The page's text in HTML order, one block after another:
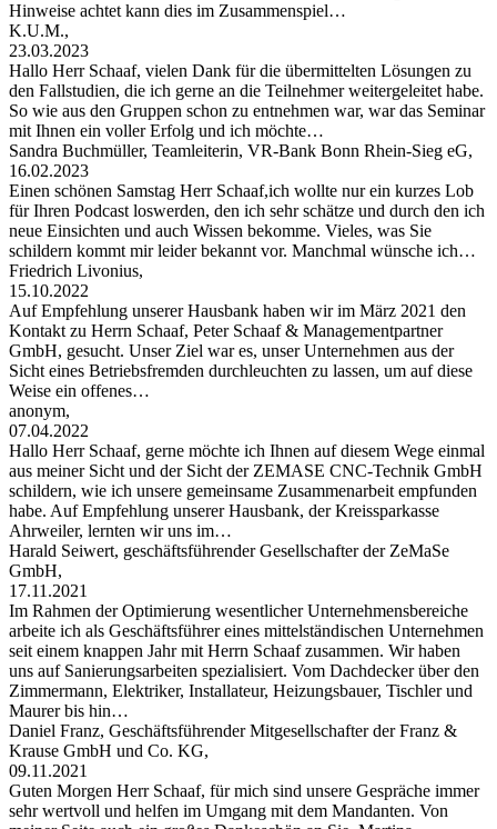
Hinweise achtet kann dies im Zusammenspiel…
K.U.M.,
23.03.2023
Hallo Herr Schaaf, vielen Dank für die übermittelten Lösungen zu
den Fallstudien, die ich gerne an die Teilnehmer weitergeleitet habe.
So wie aus den Gruppen schon zu entnehmen war, war das Seminar
mit Ihnen ein voller Erfolg und ich möchte…
Sandra Buchmüller, Teamleiterin, VR-Bank Bonn Rhein-Sieg eG,
16.02.2023
Einen schönen Samstag Herr Schaaf,ich wollte nur ein kurzes Lob
für Ihren Podcast loswerden, den ich sehr schätze und durch den ich
neue Einsichten und auch Wissen bekomme. Vieles, was Sie
schildern kommt mir leider bekannt vor. Manchmal wünsche ich…
Friedrich Livonius,
15.10.2022
Auf Empfehlung unserer Hausbank haben wir im März 2021 den
Kontakt zu Herrn Schaaf, Peter Schaaf & Managementpartner
GmbH, gesucht. Unser Ziel war es, unser Unternehmen aus der
Sicht eines Betriebsfremden durchleuchten zu lassen, um auf diese
Weise ein offenes…
anonym,
07.04.2022
Hallo Herr Schaaf, gerne möchte ich Ihnen auf diesem Wege einmal
aus meiner Sicht und der Sicht der ZEMASE CNC-Technik GmbH
schildern, wie ich unsere gemeinsame Zusammenarbeit empfunden
habe. Auf Empfehlung unserer Hausbank, der Kreissparkasse
Ahrweiler, lernten wir uns im…
Harald Seiwert, geschäftsführender Gesellschafter der ZeMaSe
GmbH,
17.11.2021
Im Rahmen der Optimierung wesentlicher Unternehmensbereiche
arbeite ich als Geschäftsführer eines mittelständischen Unternehmen
seit einem knappen Jahr mit Herrn Schaaf zusammen. Wir haben
uns auf Sanierungsarbeiten spezialisiert. Vom Dachdecker über den
Zimmermann, Elektriker, Installateur, Heizungsbauer, Tischler und
Maurer bis hin…
Daniel Franz, Geschäftsführender Mitgesellschafter der Franz &
Krause GmbH und Co. KG,
09.11.2021
Guten Morgen Herr Schaaf, für mich sind unsere Gespräche immer
sehr wertvoll und helfen im Umgang mit dem Mandanten. Von